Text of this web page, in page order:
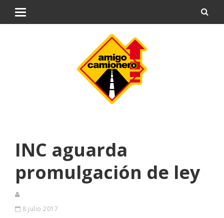
INC aguarda
promulgación de ley
8 julio 2017